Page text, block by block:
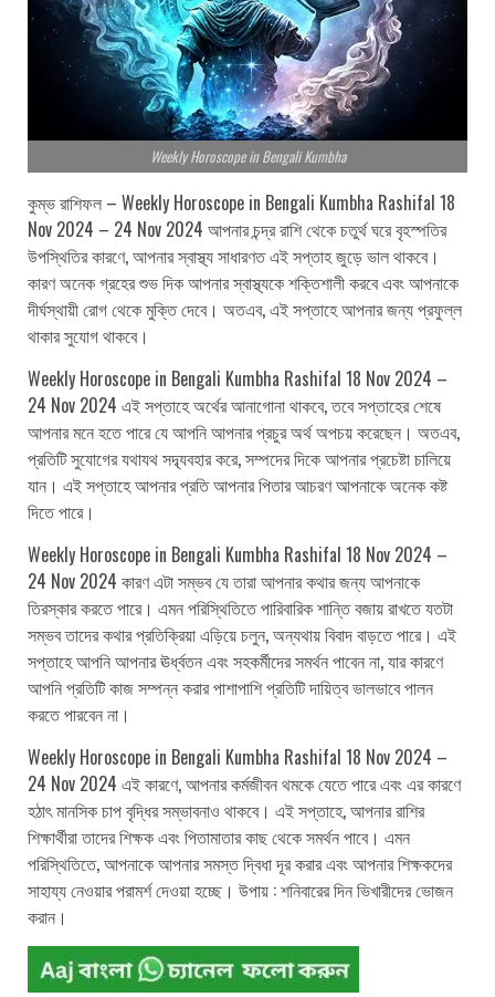
Weekly Horoscope in Bengali Kumbha
কুম্ভ রাশিফল – Weekly Horoscope in Bengali Kumbha Rashifal 18
Nov 2024 – 24 Nov 2024 আপনার চন্দ্র রাশি থেকে চতুর্থ ঘরে বৃহস্পতির
উপস্থিতির কারণে, আপনার স্বাস্থ্য সাধারণত এই সপ্তাহ জুড়ে ভাল থাকবে।
কারণ অনেক গ্রহের শুভ দিক আপনার স্বাস্থ্যকে শক্তিশালী করবে এবং আপনাকে
দীর্ঘস্থায়ী রোগ থেকে মুক্তি দেবে। অতএব, এই সপ্তাহে আপনার জন্য প্রফুল্ল
থাকার সুযোগ থাকবে।
Weekly Horoscope in Bengali Kumbha Rashifal 18 Nov 2024 –
24 Nov 2024 এই সপ্তাহে অর্থের আনাগোনা থাকবে, তবে সপ্তাহের শেষে
আপনার মনে হতে পারে যে আপনি আপনার প্রচুর অর্থ অপচয় করেছেন। অতএব,
প্রতিটি সুযোগের যথাযথ সদ্ব্যবহার করে, সম্পদের দিকে আপনার প্রচেষ্টা চালিয়ে
যান। এই সপ্তাহে আপনার প্রতি আপনার পিতার আচরণ আপনাকে অনেক কষ্ট
দিতে পারে।
Weekly Horoscope in Bengali Kumbha Rashifal 18 Nov 2024 –
24 Nov 2024 কারণ এটা সম্ভব যে তারা আপনার কথার জন্য আপনাকে
তিরস্কার করতে পারে। এমন পরিস্থিতিতে পারিবারিক শান্তি বজায় রাখতে যতটা
সম্ভব তাদের কথার প্রতিক্রিয়া এড়িয়ে চলুন, অন্যথায় বিবাদ বাড়তে পারে। এই
সপ্তাহে আপনি আপনার ঊর্ধ্বতন এবং সহকর্মীদের সমর্থন পাবেন না, যার কারণে
আপনি প্রতিটি কাজ সম্পন্ন করার পাশাপাশি প্রতিটি দায়িত্ব ভালভাবে পালন
করতে পারবেন না।
Weekly Horoscope in Bengali Kumbha Rashifal 18 Nov 2024 –
24 Nov 2024 এই কারণে, আপনার কর্মজীবন থমকে যেতে পারে এবং এর কারণে
হঠাৎ মানসিক চাপ বৃদ্ধির সম্ভাবনাও থাকবে। এই সপ্তাহে, আপনার রাশির
শিক্ষার্থীরা তাদের শিক্ষক এবং পিতামাতার কাছ থেকে সমর্থন পাবে। এমন
পরিস্থিতিতে, আপনাকে আপনার সমস্ত দ্বিধা দূর করার এবং আপনার শিক্ষকদের
সাহায্য নেওয়ার পরামর্শ দেওয়া হচ্ছে। উপায় : শনিবারের দিন ভিখারীদের ভোজন
করান।